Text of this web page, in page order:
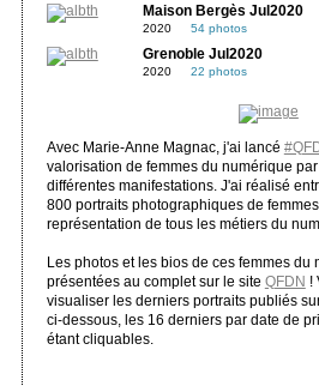
Maison Bergès Jul2020
2020 54 photos
Grenoble Jul2020
2020 22 photos
Avec Marie-Anne Magnac, j'ai lancé
valorisation de femmes du numérique
différentes manifestations. J'ai réalisé
800 portraits photographiques de
représentation de tous les métiers du
Les photos et les bios de ces femmes du
présentées au complet sur le site QFDN !
visualiser les derniers portraits publiés
ci-dessous, les 16 derniers par date de
étant cliquables.